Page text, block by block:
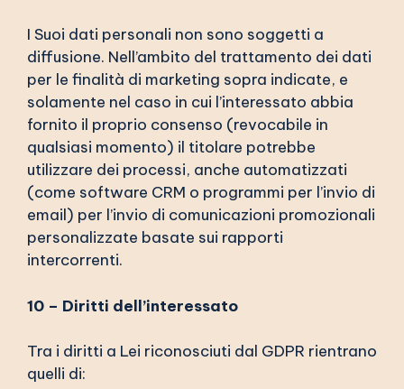
I Suoi dati personali non sono soggetti a
diffusione. Nell’ambito del trattamento dei dati
per le finalità di marketing sopra indicate, e
solamente nel caso in cui l’interessato abbia
fornito il proprio consenso (revocabile in
qualsiasi momento) il titolare potrebbe
utilizzare dei processi, anche automatizzati
(come software CRM o programmi per l’invio di
email) per l’invio di comunicazioni promozionali
personalizzate basate sui rapporti
intercorrenti.
10 – Diritti dell’interessato
Tra i diritti a Lei riconosciuti dal GDPR rientrano
quelli di: